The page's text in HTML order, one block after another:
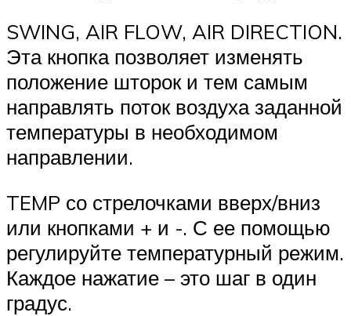
SWING, AIR FLOW, AIR DIRECTION.
Эта кнопка позволяет изменять
положение шторок и тем самым
направлять поток воздуха заданной
температуры в необходимом
направлении.
TEMP со стрелочками вверх/вниз
или кнопками + и -. С ее помощью
регулируйте температурный режим.
Каждое нажатие – это шаг в один
градус.